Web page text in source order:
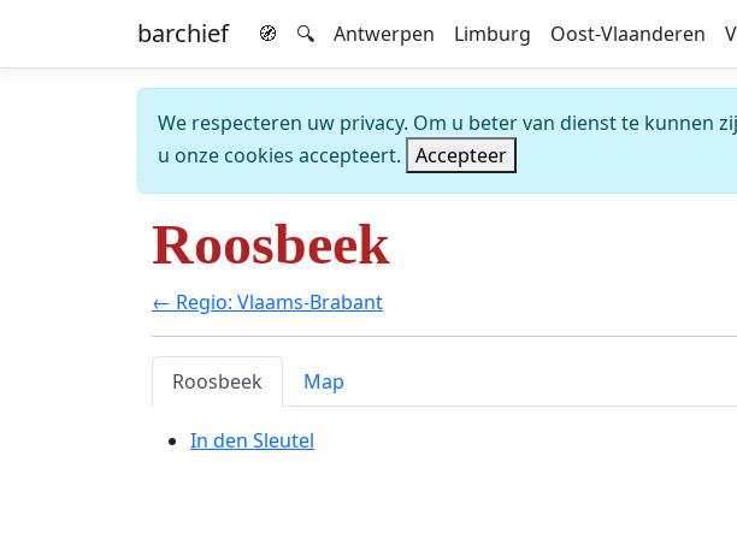
barchief 🧭 🔍 Antwerpen Limburg Oost-Vlaanderen
We respecteren uw privacy. Om u beter van dienst te kunnen
u onze cookies accepteert. Accepteer
Roosbeek
← Regio: Vlaams-Brabant
Roosbeek Map
In den Sleutel